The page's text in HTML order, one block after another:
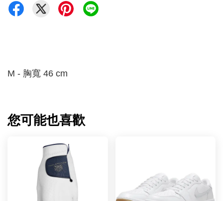
M - 胸寬 46 cm
您可能也喜歡